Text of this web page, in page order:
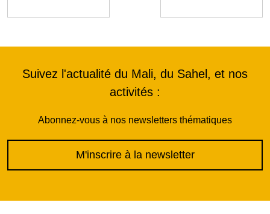
Suivez l'actualité du Mali, du Sahel, et nos
activités :
Abonnez-vous à nos newsletters thématiques
M'inscrire à la newsletter